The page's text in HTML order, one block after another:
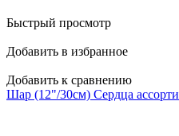
Быстрый просмотр
Добавить в избранное
Добавить к сравнению
Шар (12"/30см) Сердца ассорти